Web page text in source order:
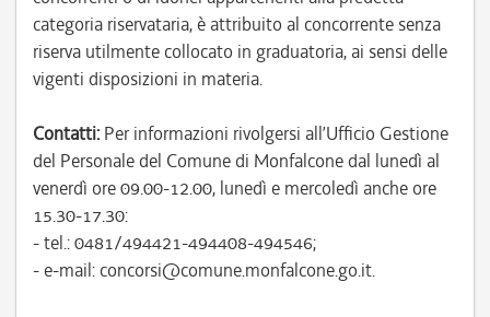
categoria riservataria, è attribuito al concorrente senza
riserva utilmente collocato in graduatoria, ai sensi delle
vigenti disposizioni in materia.
Contatti: Per informazioni rivolgersi all’Ufficio Gestione
del Personale del Comune di Monfalcone dal lunedì al
venerdì ore 09.00-12.00, lunedì e mercoledì anche ore
15.30-17.30:
- tel.: 0481/494421-494408-494546;
- e-mail: concorsi@comune.monfalcone.go.it.